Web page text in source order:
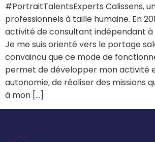
#PortraitTalentsExperts Calissens,
professionnels à taille humaine. En
activité de consultant indépendant
Je me suis orienté vers le portage
convaincu que ce mode de
permet de développer mon activité
autonomie, de réaliser des missions
à mon […]